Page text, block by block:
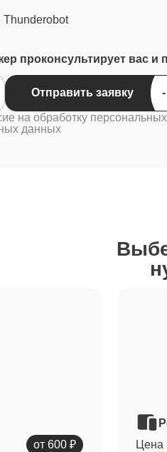
Thunderobot
проконсультирует вас
Отправить заявку
на обработку
данных
от 600 ₽
Цена